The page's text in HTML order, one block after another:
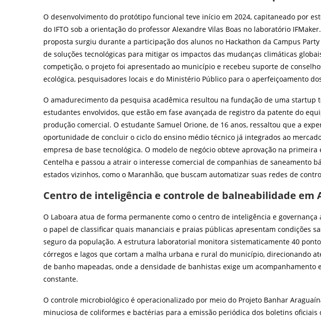
O desenvolvimento do protótipo funcional teve início em 2024, capitaneado por
do IFTO sob a orientação do professor Alexandre Vilas Boas no laboratório
proposta surgiu durante a participação dos alunos no Hackathon da Campus
de soluções tecnológicas para mitigar os impactos das mudanças climáticas
competição, o projeto foi apresentado ao município e recebeu suporte de
ecológica, pesquisadores locais e do Ministério Público para o aperfeiçoamento
O amadurecimento da pesquisa acadêmica resultou na fundação de uma startup
estudantes envolvidos, que estão em fase avançada de registro da patente do
produção comercial. O estudante Samuel Orione, de 16 anos, ressaltou que a
oportunidade de concluir o ciclo do ensino médio técnico já integrados ao
empresa de base tecnológica. O modelo de negócio obteve aprovação na
Centelha e passou a atrair o interesse comercial de companhias de saneamento
estados vizinhos, como o Maranhão, que buscam automatizar suas redes de
Centro de inteligência e controle de balneabilidade em
O Laboara atua de forma permanente como o centro de inteligência e
o papel de classificar quais mananciais e praias públicas apresentam condições
seguro da população. A estrutura laboratorial monitora sistematicamente 40
córregos e lagos que cortam a malha urbana e rural do município, direcionando
de banho mapeadas, onde a densidade de banhistas exige um acompanhamento
constante.
O controle microbiológico é operacionalizado por meio do Projeto Banhar
minuciosa de coliformes e bactérias para a emissão periódica dos boletins